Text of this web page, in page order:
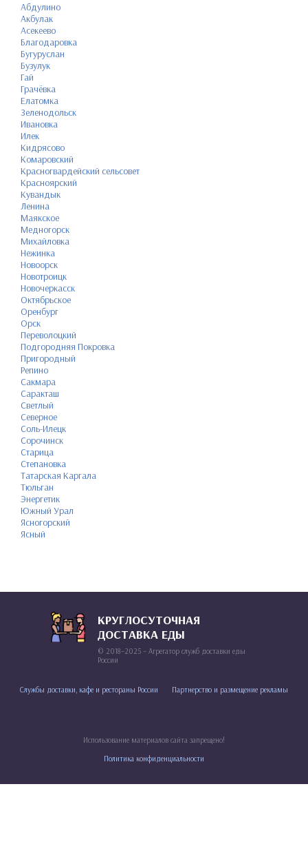
Абдулино
Акбулак
Асекеево
Благодаровка
Бугуруслан
Бузулук
Гай
Грачёвка
Елатомка
Зеленодольск
Ивановка
Илек
Кидрясово
Комаровский
Красногвардейский сельсовет
Красноярский
Кувандык
Ленина
Маякское
Медногорск
Михайловка
Нежинка
Новоорск
Новотроицк
Новочеркасск
Октябрьское
Оренбург
Орск
Переволоцкий
Подгородняя Покровка
Пригородный
Репино
Сакмара
Саракташ
Светлый
Северное
Соль-Илецк
Сорочинск
Старица
Степановка
Татарская Каргала
Тюльган
Энергетик
Южный Урал
Ясногорский
Ясный
КРУГЛОСУТОЧНАЯ
ДОСТАВКА ЕДЫ
© 2018–2025 – Агрегатор служб доставки еды
России
Службы доставки, кафе и рестораны России Партнерство и размещение рекламы
Использование материалов сайта запрещено!
Политика конфиденциальности